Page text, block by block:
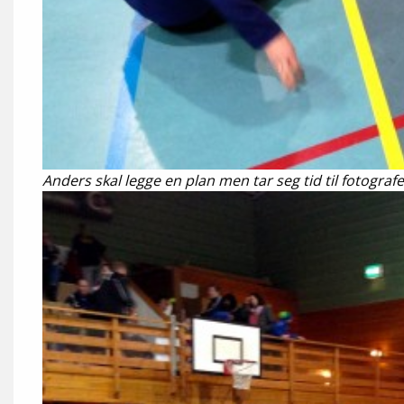
Anders skal legge en plan men tar seg tid til